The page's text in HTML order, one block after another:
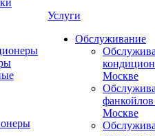
Услуги
Обслуживание
Москве
Москве